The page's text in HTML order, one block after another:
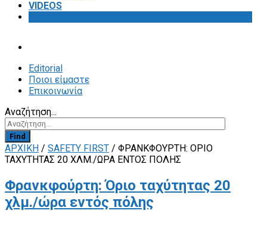
VIDEOS
Editorial
Ποιοι είμαστε
Επικοινωνία
Αναζήτηση...
Find
ΑΡΧΙΚΗ / SAFETY FIRST / ΦΡΑΝΚΦΟΎΡΤΗ: ΌΡΙΟ
ΤΑΧΎΤΗΤΑΣ 20 ΧΛΜ./ΏΡΑ ΕΝΤΌΣ ΠΌΛΗΣ
Φρανκφούρτη: Όριο ταχύτητας 20
χλμ./ώρα εντός πόλης